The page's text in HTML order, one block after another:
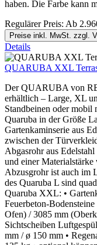
haben. Die Farbe kann
Regulärer Preis: Ab
Preise inkl. MwSt. zzgl.
Details
QUARUBA XXL
Der QUARUBA von
erhältlich – Large, XL
Standbeinen oder mobil
Quaruba in der Größe
Gartenkaminserie aus
zwischen der
Abgasrohr aus
und einer
Abzusgrohr ist auch im
des Quaruba L sind
Quaruba XXL: •
Feuerbeton-
Ofen) / 3085 mm
Sichtscheiben
mm / ø 150 mm •